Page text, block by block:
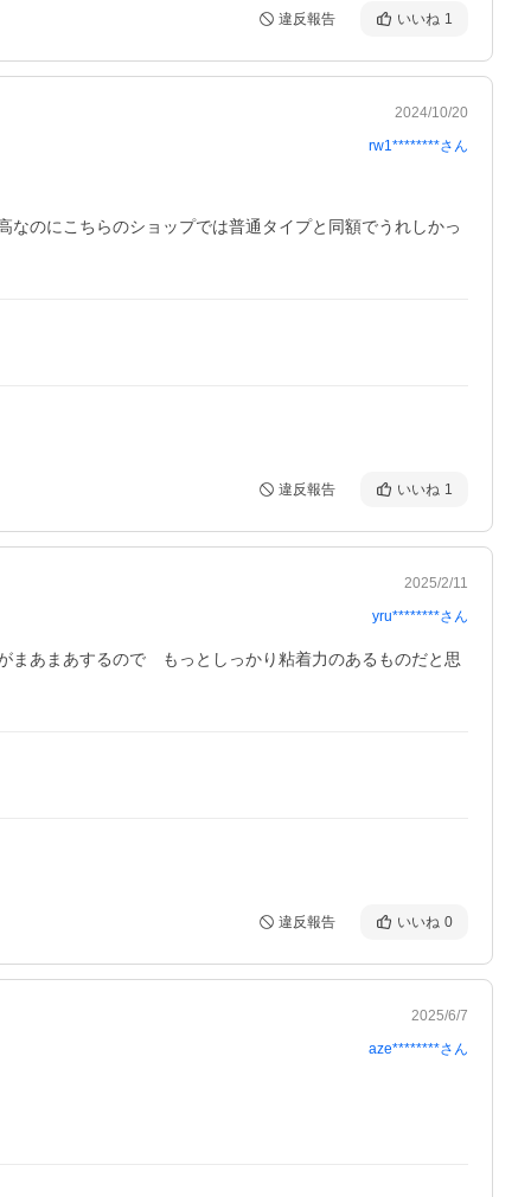
違反報告 いいね 1
2024/10/20
rw1********さん
のにこちらのショップでは普通タイプと同額でうれしかっ
違反報告 いいね 1
2025/2/11
yru********さん
あまあするので　もっとしっかり粘着力のあるものだと思
違反報告 いいね 0
2025/6/7
aze********さん